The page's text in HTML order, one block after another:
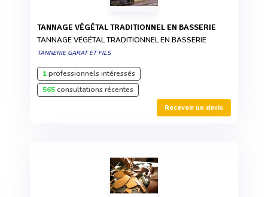
TANNAGE VÉGÉTAL TRADITIONNEL EN BASSERIE
TANNAGE VÉGÉTAL TRADITIONNEL EN BASSERIE
TANNERIE GARAT ET FILS
1professionnels intéressés
565consultations récentes
Recevoir un devis